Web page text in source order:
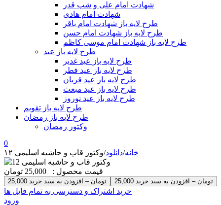
شهادت امام علی و شب قدر
شهادت امام هادی
طرح لایه باز شهادت امام باقر
طرح لایه باز شهادت امام حسن
طرح لایه باز شهادت امام موسی کاظم
طرح لایه باز عید
طرح لایه باز عید غدیر
طرح لایه باز عید فطر
طرح لایه باز عید قربان
طرح لایه باز عید مبعث
طرح لایه باز عید نوروز
طرح لایه باز تقویم
طرح لایه باز رمضان
وکتور رمضان
0
خانه/دانلود/وکتور قاب و حاشیه اسلیمی ۱۲
قیمت محصول : 25,000 تومان
25,000 تومان – افزودن به سبد خرید
خرید اشتراک و دسترسی به تمام فایل ها
ورود